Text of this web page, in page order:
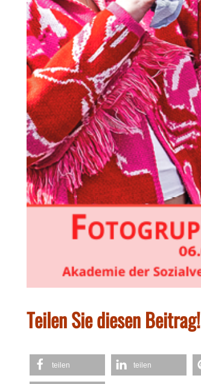
Teilen Sie diesen Beitrag!
teilen teilen